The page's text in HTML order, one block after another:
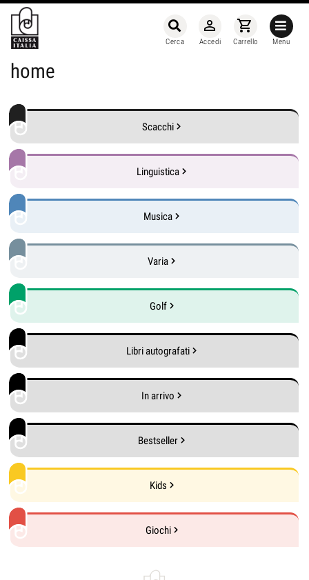
Menu
shopping_cart
Carrello
person_outline
Accedi
Cerca
home
Scacchi
Linguistica
Musica
Varia
Golf
Libri autografati
In arrivo
Bestseller
Kids
Giochi